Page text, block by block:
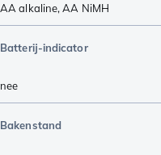
AA alkaline,AA NiMH
Batterij-indicator
nee
Bakenstand